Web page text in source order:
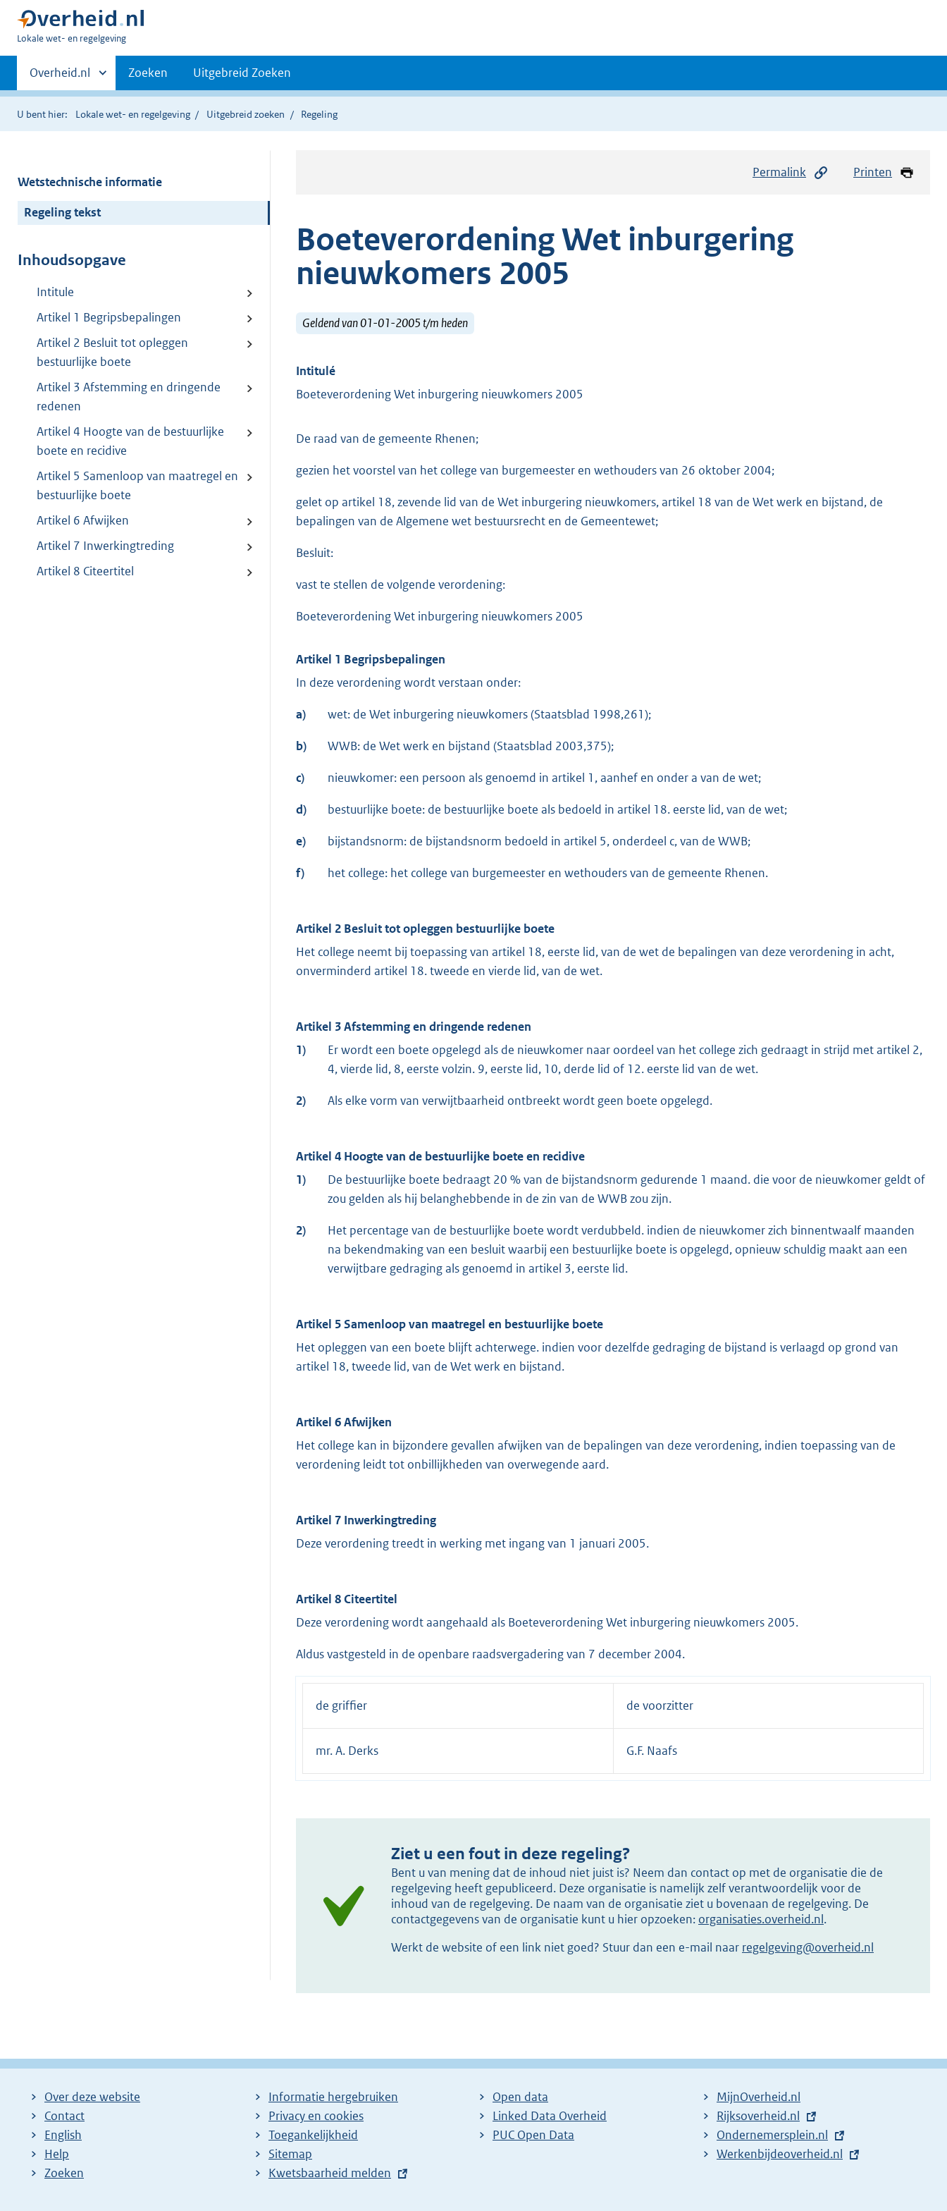
U
hier:
Lokale wet- en regelgeving
Primaire
navigatie
Andere
sites
binnen
Overheid.nl Zoeken Uitgebreid Zoeken
U bent hier: Lokale wet- en regelgeving Uitgebreid zoeken Regeling
Wetstechnische informatie
Regeling tekst
Inhoudsopgave
Intitule
Artikel 1 Begripsbepalingen
Artikel 2 Besluit tot opleggen
bestuurlijke boete
Artikel 3 Afstemming en dringende
redenen
Artikel 4 Hoogte van de bestuurlijke
boete en recidive
Artikel 5 Samenloop van maatregel en
bestuurlijke boete
Artikel 6 Afwijken
Artikel 7 Inwerkingtreding
Artikel 8 Citeertitel
Permalink Printen
Boeteverordening Wet inburgering
nieuwkomers 2005
Geldend van 01-01-2005 t/m heden
Intitulé
Boeteverordening Wet inburgering nieuwkomers 2005
De raad van de gemeente Rhenen;
gezien het voorstel van het college van burgemeester en wethouders van 26 oktober 2004;
gelet op artikel 18, zevende lid van de Wet inburgering nieuwkomers, artikel 18 van de Wet werk en bijstand, de
bepalingen van de Algemene wet bestuursrecht en de Gemeentewet;
Besluit:
vast te stellen de volgende verordening:
Boeteverordening Wet inburgering nieuwkomers 2005
Artikel 1 Begripsbepalingen
In deze verordening wordt verstaan onder:
a) wet: de Wet inburgering nieuwkomers (Staatsblad 1998,261);
b) WWB: de Wet werk en bijstand (Staatsblad 2003,375);
c) nieuwkomer: een persoon als genoemd in artikel 1, aanhef en onder a van de wet;
d) bestuurlijke boete: de bestuurlijke boete als bedoeld in artikel 18. eerste lid, van de wet;
e) bijstandsnorm: de bijstandsnorm bedoeld in artikel 5, onderdeel c, van de WWB;
f) het college: het college van burgemeester en wethouders van de gemeente Rhenen.
Artikel 2 Besluit tot opleggen bestuurlijke boete
Het college neemt bij toepassing van artikel 18, eerste lid, van de wet de bepalingen van deze verordening in acht,
onverminderd artikel 18. tweede en vierde lid, van de wet.
Artikel 3 Afstemming en dringende redenen
1)
Er wordt een boete opgelegd als de nieuwkomer naar oordeel van het college zich gedraagt in strijd met artikel 2,
4, vierde lid, 8, eerste volzin. 9, eerste lid, 10, derde lid of 12. eerste lid van de wet.
2) Als elke vorm van verwijtbaarheid ontbreekt wordt geen boete opgelegd.
Artikel 4 Hoogte van de bestuurlijke boete en recidive
1)
De bestuurlijke boete bedraagt 20 % van de bijstandsnorm gedurende 1 maand. die voor de nieuwkomer geldt of
zou gelden als hij belanghebbende in de zin van de WWB zou zijn.
2)
Het percentage van de bestuurlijke boete wordt verdubbeld. indien de nieuwkomer zich binnentwaalf maanden
na bekendmaking van een besluit waarbij een bestuurlijke boete is opgelegd, opnieuw schuldig maakt aan een
verwijtbare gedraging als genoemd in artikel 3, eerste lid.
Artikel 5 Samenloop van maatregel en bestuurlijke boete
Het opleggen van een boete blijft achterwege. indien voor dezelfde gedraging de bijstand is verlaagd op grond van
artikel 18, tweede lid, van de Wet werk en bijstand.
Artikel 6 Afwijken
Het college kan in bijzondere gevallen afwijken van de bepalingen van deze verordening, indien toepassing van de
verordening leidt tot onbillijkheden van overwegende aard.
Artikel 7 Inwerkingtreding
Deze verordening treedt in werking met ingang van 1 januari 2005.
Artikel 8 Citeertitel
Deze verordening wordt aangehaald als Boeteverordening Wet inburgering nieuwkomers 2005.
Aldus vastgesteld in de openbare raadsvergadering van 7 december 2004.
de griffier de voorzitter
mr. A. Derks G.F. Naafs
Ziet u een fout in deze regeling?
Bent u van mening dat de inhoud niet juist is? Neem dan contact op met de organisatie die de
regelgeving heeft gepubliceerd. Deze organisatie is namelijk zelf verantwoordelijk voor de
inhoud van de regelgeving. De naam van de organisatie ziet u bovenaan de regelgeving. De
contactgegevens van de organisatie kunt u hier opzoeken: organisaties.overheid.nl.
Werkt de website of een link niet goed? Stuur dan een e-mail naar regelgeving@overheid.nl
Over deze website
Contact
English
Help
Zoeken
Informatie hergebruiken
Privacy en cookies
Toegankelijkheid
Sitemap
E
Kwetsbaarheid melden
Open data
Linked Data Overheid
PUC Open Data
MijnOverheid.nl
E
x
t
Rijksoverheid.nl
E
x
Ondernemersplein.nl
E
Werkenbijdeoverheid.nl